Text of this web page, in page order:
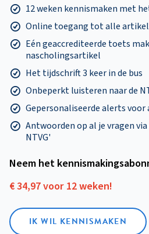
12 weken kennismaken met
Online toegang tot alle
Eén geaccrediteerde toets
nascholingsartikel
Het tijdschrift 3 keer in de bus
Onbeperkt luisteren naar de
Gepersonaliseerde alerts
Antwoorden op al je vragen
NTVG'
Neem het
€ 34,97 voor 12 weken!
IK WIL KENNISMAKEN